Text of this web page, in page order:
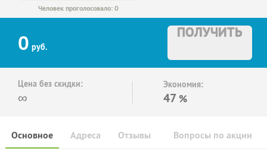
Человек проголосовало: 0
0 руб.
ПОЛУЧИТЬ
Цена без скидки:
∞
Экономия:
47 %
Основное Отзывы Вопросы по акции
Адреса